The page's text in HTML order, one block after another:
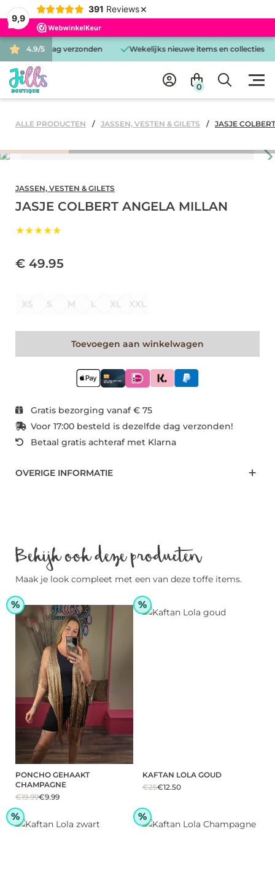
9,9
391 Reviews ×
4.9/5
dezelfde dag verzonden Wekelijks nieuwe items en collecties
0
ALLE PRODUCTEN JASSEN, VESTEN & GILETS JASJE
JASSEN, VESTEN & GILETS
JASJE COLBERT ANGELA MILLAN
★★★★★
€ 49.95
XS S M L XL XXL
Toevoegen aan winkelwagen
Gratis bezorging vanaf € 75
Voor 17:00 besteld is dezelfde dag verzonden!
Betaal gratis achteraf met Klarna
OVERIGE INFORMATIE
Bekijk ook deze producten
Maak je look compleet met een van deze toffe items.
%
PONCHO GEHAAKT
CHAMPAGNE
€19.99€9.99
%
KAFTAN LOLA GOUD
€25€12.50
% %